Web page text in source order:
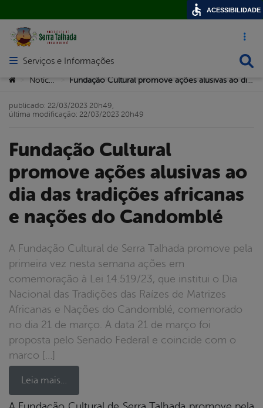
Acesso
Abrir menu principal de navegação
Serviços e Informações
Você está aqui:
> Notícias >
Fundação Cultural
promove ações alusivas ao
dia das tradições africanas
e nações do Candomblé
A Fundação Cultural de Serra Talhada promove pela
primeira vez nesta semana ações em
comemoração à Lei 14.519/23, que institui o Dia
Nacional das Tradições das Raízes de Matrizes
Africanas e Nações do Candomblé, comemorado
no dia 21 de março. A data 21 de março foi
proposta pelo Senado Federal e coincide com o
marco […]
Leia mais…
publicado: 22/03/2023 20h49,
última modificação: 22/03/2023 20h49
ACESSIBILIDADE